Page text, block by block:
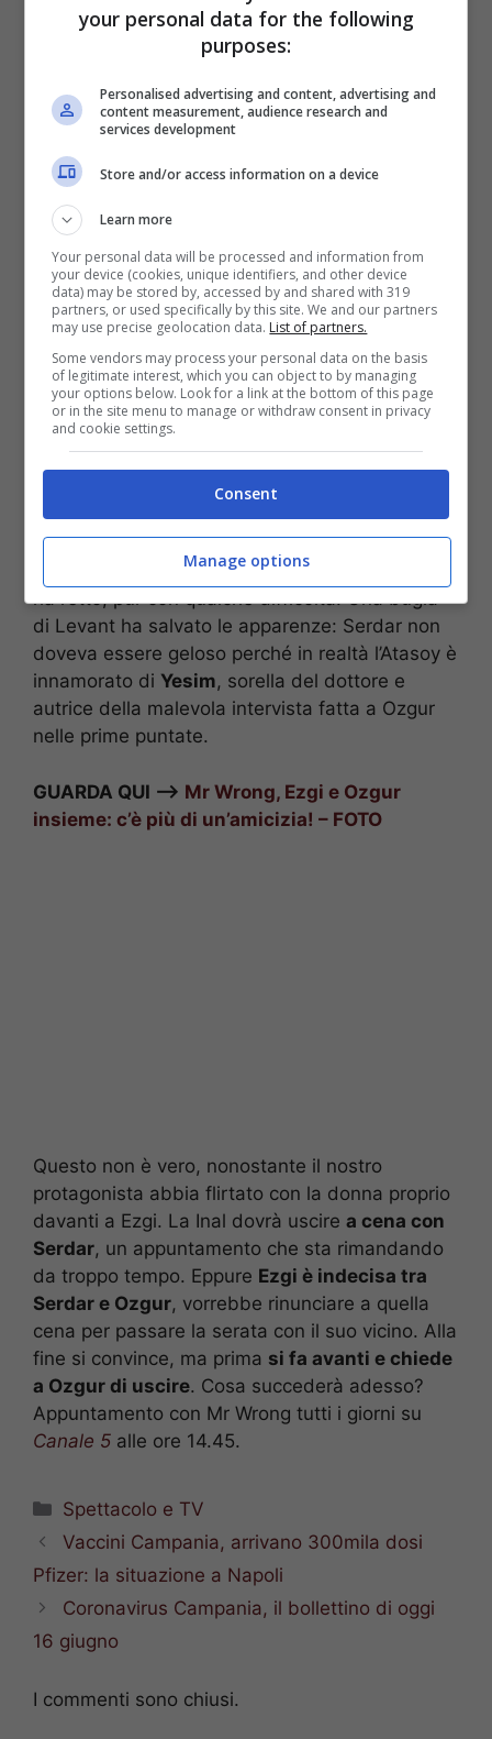
Ezgi si volta per guardare Ozgur
Il matrimonio nella nota località di mare ha
inaspettato di Serdar. Il dottore che corteggia
Ezgi si è scoperto essere un amico di lunga
data dello sposo, nessuno immaginava di
trovarlo lì. Il finto fidanzamento di Ezgi e Ozgur
ha retto, pur con qualche difficoltà. Una bugia
di Levant ha salvato le apparenze: Serdar non
doveva essere geloso perché in realtà l’Atasoy è
innamorato di Yesim, sorella del dottore e
autrice della malevola intervista fatta a Ozgur
nelle prime puntate.
GUARDA QUI –> Mr Wrong, Ezgi e Ozgur
insieme: c’è più di un’amicizia! – FOTO
Questo non è vero, nonostante il nostro
protagonista abbia flirtato con la donna proprio
davanti a Ezgi. La Inal dovrà uscire a cena con
Serdar, un appuntamento che sta rimandando
da troppo tempo. Eppure Ezgi è indecisa tra
Serdar e Ozgur, vorrebbe rinunciare a quella
cena per passare la serata con il suo vicino. Alla
fine si convince, ma prima si fa avanti e chiede
a Ozgur di uscire. Cosa succederà adesso?
Appuntamento con Mr Wrong tutti i giorni su
Canale 5 alle ore 14.45.
Categorie
Spettacolo e TV
Vaccini Campania, arrivano 300mila dosi
Pfizer: la situazione a Napoli
Coronavirus Campania, il bollettino di oggi
16 giugno
I commenti sono chiusi.
your personal data for the following
purposes:
Personalised advertising and content, advertising and
content measurement, audience research and
services development
Store and/or access information on a device
Learn more
Your personal data will be processed and information from
your device (cookies, unique identifiers, and other device
data) may be stored by, accessed by and shared with 319
partners, or used specifically by this site. We and our partners
may use precise geolocation data. List of partners.
Some vendors may process your personal data on the basis
of legitimate interest, which you can object to by managing
your options below. Look for a link at the bottom of this page
or in the site menu to manage or withdraw consent in privacy
and cookie settings.
Consent
Manage options